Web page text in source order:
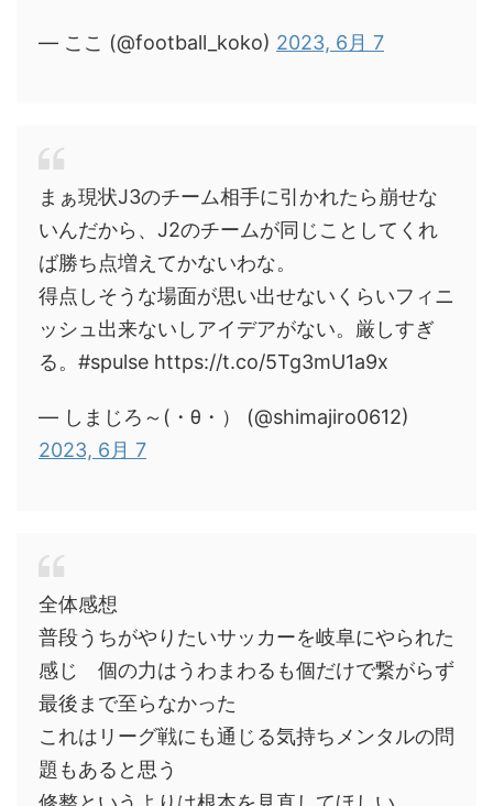
— ここ (@football_koko) 2023, 6月 7
まぁ現状J3のチーム相手に引かれたら崩せな
いんだから、J2のチームが同じことしてくれ
ば勝ち点増えてかないわな。
得点しそうな場面が思い出せないくらいフィニ
ッシュ出来ないしアイデアがない。厳しすぎ
る。#spulse https://t.co/5Tg3mU1a9x
— しまじろ～(・θ・） (@shimajiro0612)
2023, 6月 7
全体感想
普段うちがやりたいサッカーを岐阜にやられた
感じ 個の力はうわまわるも個だけで繋がらず
最後まで至らなかった
これはリーグ戦にも通じる気持ちメンタルの問
題もあると思う